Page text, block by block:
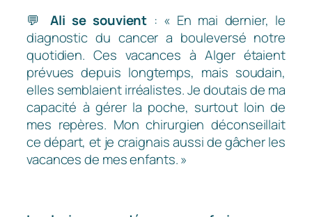
💬 Ali se souvient : « En mai dernier, le
diagnostic du cancer a bouleversé notre
quotidien. Ces vacances à Alger étaient
prévues depuis longtemps, mais soudain,
elles semblaient irréalistes. Je doutais de ma
capacité à gérer la poche, surtout loin de
mes repères. Mon chirurgien déconseillait
ce départ, et je craignais aussi de gâcher les
vacances de mes enfants. »